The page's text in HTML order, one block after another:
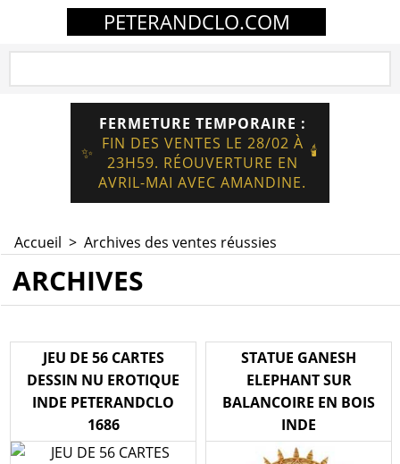
PETERANDCLO.COM
✨
FERMETURE TEMPORAIRE :
FIN DES VENTES LE 28/02 À
23H59. RÉOUVERTURE EN
AVRIL-MAI AVEC AMANDINE.
🕯️
Accueil > Archives des ventes réussies
ARCHIVES
JEU DE 56 CARTES
DESSIN NU EROTIQUE
INDE PETERANDCLO
1686
STATUE GANESH
ELEPHANT SUR
BALANCOIRE EN BOIS
INDE